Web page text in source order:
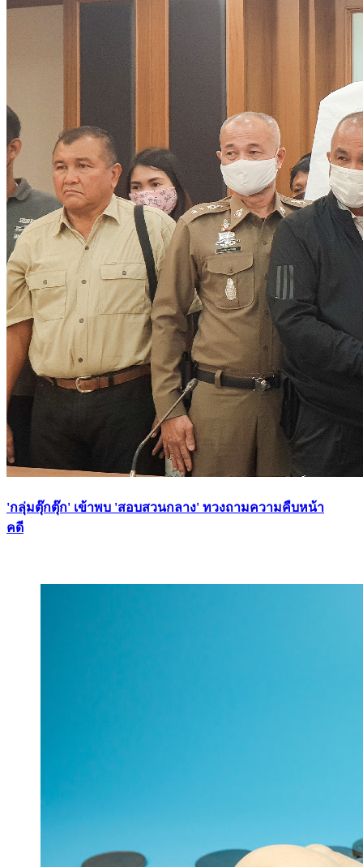
'กลุ่มตุ๊กตุ๊ก' เข้าพบ 'สอบสวนกลาง' ทวงถามความคืบหน้า
คดี